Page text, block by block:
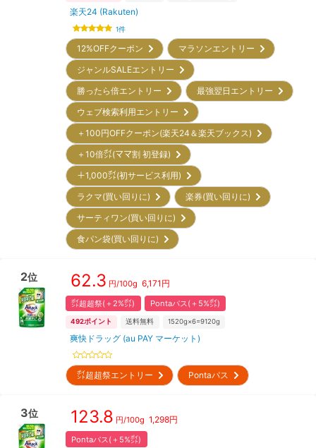
楽天24 (Rakuten)
1件
12%OFFクーポン
マラソンエントリー
ジャンルSALEエントリー
勝ったら倍エントリー
最強翌日エントリー
ウェブ検索利用エントリー
＋100円OFFクーポン(楽天24＆楽天ブックス)
＋10倍㌽(ママ割 初登録)
＋1,000㌽(初サービス利用)
ラクマ(買い回りに)
楽券(買い回りに)
サーティワン(買い回りに)
食パン袋(買い回りに)
2位 62.3 円/100g 6,171 円
㌽超超祭(＋2%㌽) Pontaパス(＋5%㌽)
492ポイント 送料無料 1520g×6=9120g
爽快ドラッグ (au PAY マーケット)
㌽超超祭エントリー Pontaパス
3位 123.8 円/100g 1,298円
Pontaパス(＋5%㌽)